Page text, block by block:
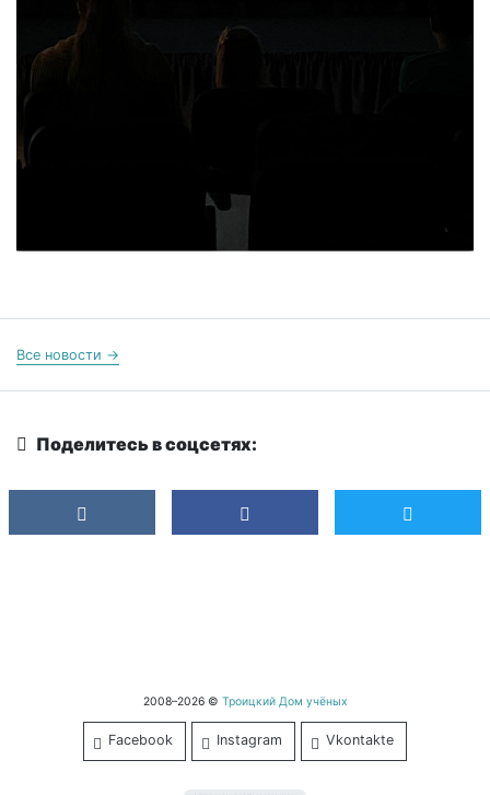
Все новости →
Поделитесь в соцсетях:
2008–2026 © Троицкий Дом учёных
Facebook Instagram Vkontakte